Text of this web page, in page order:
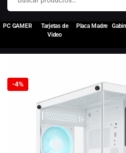
PC GAMER
Tarjetas de
Video
Placa Madre
-4%